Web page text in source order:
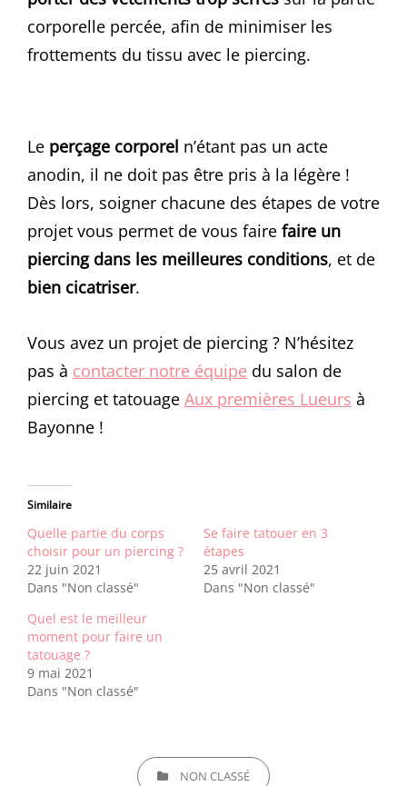
corporelle percée, afin de minimiser les
frottements du tissu avec le piercing.
Le perçage corporel n’étant pas un acte
anodin, il ne doit pas être pris à la légère !
Dès lors, soigner chacune des étapes de votre
projet vous permet de vous faire faire un
piercing dans les meilleures conditions, et de
bien cicatriser.
Vous avez un projet de piercing ? N’hésitez
pas à contacter notre équipe du salon de
piercing et tatouage Aux premières Lueurs à
Bayonne !
Similaire
Quelle partie du corps
choisir pour un piercing ?
22 juin 2021
Dans "Non classé"
Se faire tatouer en 3
étapes
25 avril 2021
Dans "Non classé"
Quel est le meilleur
moment pour faire un
tatouage ?
9 mai 2021
Dans "Non classé"
CATEGORIESNON CLASSÉ